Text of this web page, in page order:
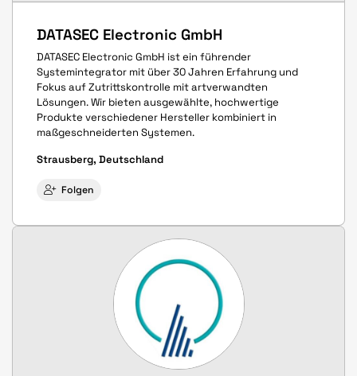
DATASEC Electronic GmbH
DATASEC Electronic GmbH ist ein führender
Systemintegrator mit über 30 Jahren Erfahrung und
Fokus auf Zutrittskontrolle mit artverwandten
Lösungen. Wir bieten ausgewählte, hochwertige
Produkte verschiedener Hersteller kombiniert in
maßgeschneiderten Systemen.
Strausberg, Deutschland
Folgen